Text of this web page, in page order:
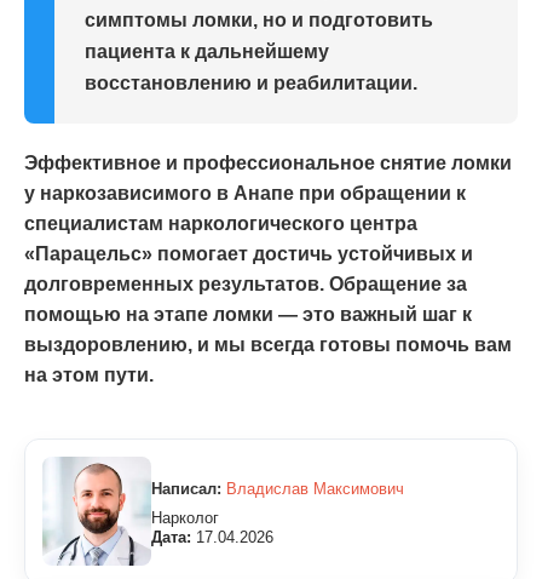
симптомы ломки, но и подготовить
пациента к дальнейшему
восстановлению и реабилитации.
Эффективное и профессиональное снятие ломки
у наркозависимого в Анапе при обращении к
специалистам наркологического центра
«Парацельс» помогает достичь устойчивых и
долговременных результатов. Обращение за
помощью на этапе ломки — это важный шаг к
выздоровлению, и мы всегда готовы помочь вам
на этом пути.
Написал: Владислав Максимович
Нарколог
Дата: 17.04.2026